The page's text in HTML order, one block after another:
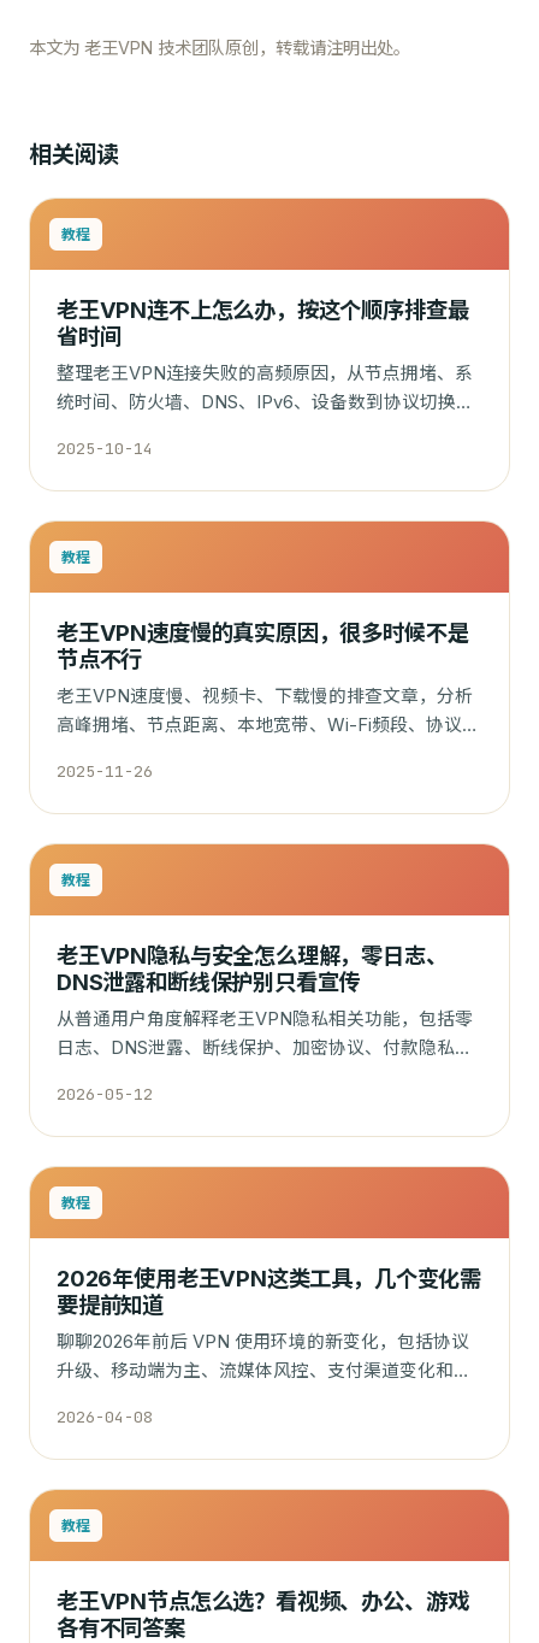
本文为 老王VPN 技术团队原创，转载请注明出处。
相关阅读
教程
老王VPN连不上怎么办，按这个顺序排查最
省时间
整理老王VPN连接失败的高频原因，从节点拥堵、系
统时间、防火墙、DNS、IPv6、设备数到协议切换，
2025-10-14
教程
老王VPN速度慢的真实原因，很多时候不是
节点不行
老王VPN速度慢、视频卡、下载慢的排查文章，分析
高峰拥堵、节点距离、本地宽带、Wi-Fi频段、协议选
2025-11-26
教程
老王VPN隐私与安全怎么理解，零日志、
DNS泄露和断线保护别只看宣传
从普通用户角度解释老王VPN隐私相关功能，包括零
日志、DNS泄露、断线保护、加密协议、付款隐私和
2026-05-12
教程
2026年使用老王VPN这类工具，几个变化需
要提前知道
聊聊2026年前后 VPN 使用环境的新变化，包括协议
升级、移动端为主、流媒体风控、支付渠道变化和客
2026-04-08
教程
老王VPN节点怎么选？看视频、办公、游戏
各有不同答案